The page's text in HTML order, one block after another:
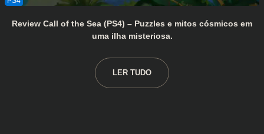
Review Call of the Sea (PS4) – Puzzles e mitos cósmicos em
uma ilha misteriosa.
LER TUDO